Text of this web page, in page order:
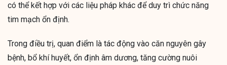
có thể kết hợp với các liệu pháp khác để duy trì chức năng
tim mạch ổn định.
Trong điều trị, quan điểm là tác động vào căn nguyên gây
bệnh, bổ khí huyết, ổn định âm dương, tăng cường nuôi